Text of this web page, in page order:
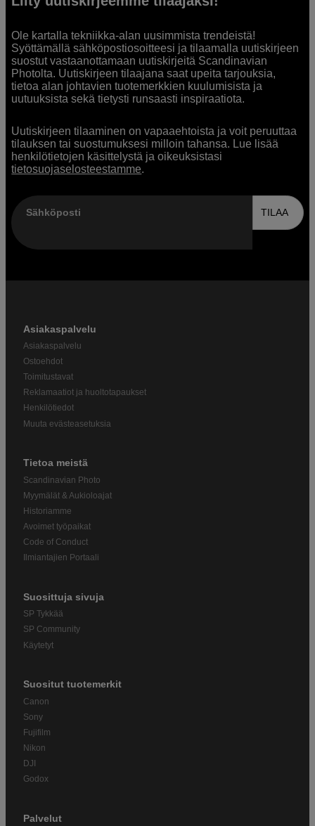
Ole kartalla tekniikka-alan uusimmista trendeistä!
Syöttämällä sähköpostiosoitteesi ja tilaamalla uutiskirjeen
suostut vastaanottamaan uutiskirjeitä Scandinavian
Photolta. Uutiskirjeen tilaajana saat upeita tarjouksia,
tietoa alan johtavien tuotemerkkien kuulumisista ja
uutuuksista sekä tietysti runsaasti inspiraatiota.
Uutiskirjeen tilaaminen on vapaaehtoista ja voit peruuttaa
tilauksen tai suostumuksesi milloin tahansa. Lue lisää
henkilötietojen käsittelystä ja oikeuksistasi
tietosuojaselosteestamme.
Sähköposti TILAA
Asiakaspalvelu
Asiakaspalvelu
Ostoehdot
Toimitustavat
Reklamaatiot ja huoltotapaukset
Henkilötiedot
Muuta evästeasetuksia
Tietoa meistä
Scandinavian Photo
Myymälät & Aukioloajat
Historiamme
Avoimet työpaikat
Code of Conduct
Ilmiantajien Portaali
Suosittuja sivuja
SP Tykkää
SP Community
Käytetyt
Suositut tuotemerkit
Canon
Sony
Fujifilm
Nikon
DJI
Godox
Palvelut